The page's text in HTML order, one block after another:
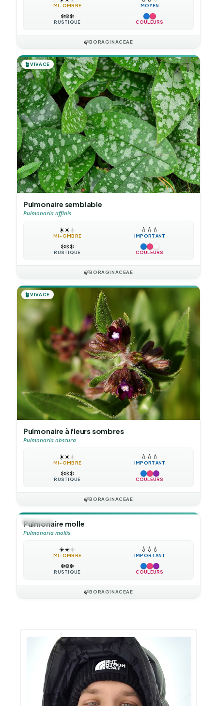
MI-OMBRE MOYEN
❄️❄️❄️
RUSTIQUE COULEURS
🍃BORAGINACEAE
🪴VIVACE
Pulmonaire semblable
Pulmonaria affinis
☀️☀️☀️
MI-OMBRE
💧 💧 💧
IMPORTANT
❄️❄️❄️
RUSTIQUE COULEURS
🍃BORAGINACEAE
🪴VIVACE
Pulmonaire à fleurs sombres
Pulmonaria obscura
☀️☀️☀️
MI-OMBRE
💧 💧 💧
IMPORTANT
❄️❄️❄️
RUSTIQUE COULEURS
🍃BORAGINACEAE
🪴VIVACE
Pulmonaire molle
Pulmonaria mollis
☀️☀️☀️
MI-OMBRE
💧 💧 💧
IMPORTANT
❄️❄️❄️
RUSTIQUE COULEURS
🍃BORAGINACEAE